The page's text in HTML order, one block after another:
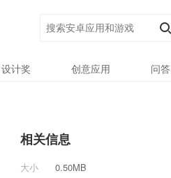
设计奖 创意应用 问答
相关信息
大小
0.50MB